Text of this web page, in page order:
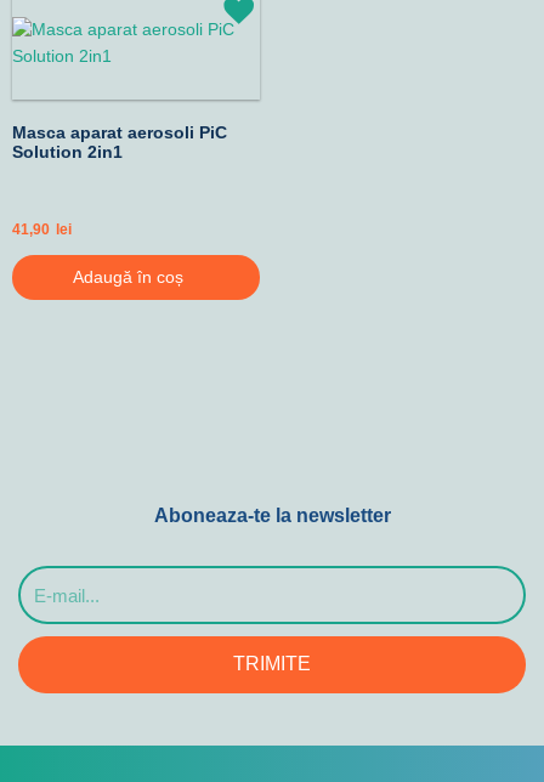
Masca aparat aerosoli PiC
Solution 2in1
41,90 lei
Adaugă în coș
Aboneaza-te la newsletter
E-
mail...
TRIMITE